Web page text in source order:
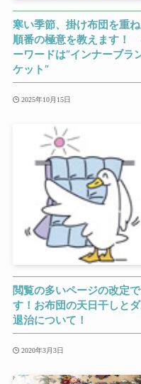
寒い季節、掛け布団を重
順番の極意を教えます！
ーワードは”インナーブラ
ケット”
2025年10月15日
閲覧の多いページの改定で
す！お布団の天日干しと
退治について！
2020年3月3日